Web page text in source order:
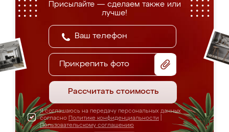
Присылайте — сделаем также или
лучше!
Прикрепить фото
Рассчитать стоимость
Я соглашаюсь на передачу персональных данных
согласно Политике конфиденциальности
Пользовательскому соглашению